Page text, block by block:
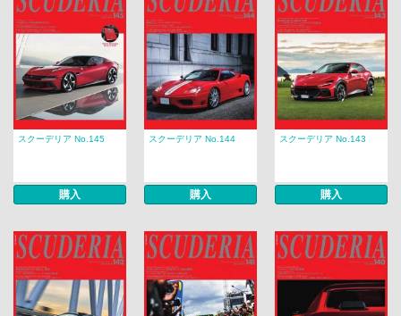
スクーデリア No.145
購入
スクーデリア No.144
購入
スクーデリア No.143
購入